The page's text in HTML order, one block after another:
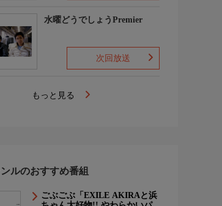
水曜どうでしょうPremier
次回放送
もっと見る
ルのおすすめ番組
ごぶごぶ「EXILE AKIRAと浜